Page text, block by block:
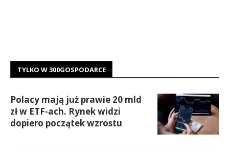
TYLKO W 300GOSPODARCE
Polacy mają już prawie 20 mld
zł w ETF-ach. Rynek widzi
dopiero początek wzrostu